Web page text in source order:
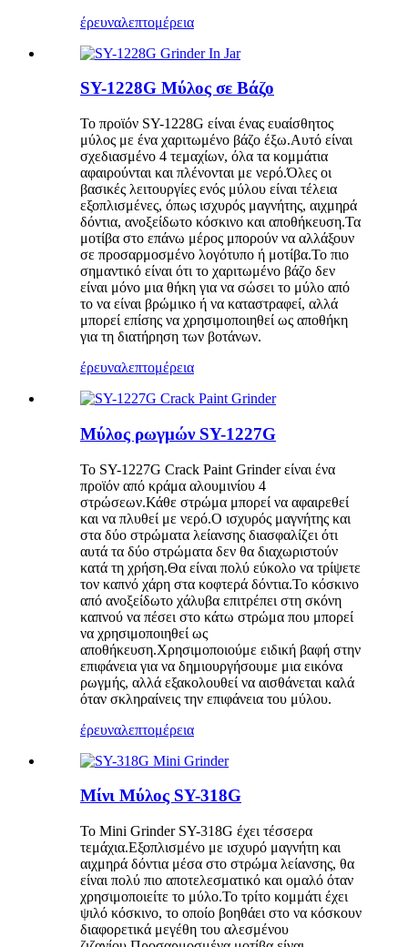
έρευναλεπτομέρεια
SY-1228G Μύλος σε Βάζο
Το προϊόν SY-1228G είναι ένας ευαίσθητος
μύλος με ένα χαριτωμένο βάζο έξω.Αυτό είναι
σχεδιασμένο 4 τεμαχίων, όλα τα κομμάτια
αφαιρούνται και πλένονται με νερό.Όλες οι
βασικές λειτουργίες ενός μύλου είναι τέλεια
εξοπλισμένες, όπως ισχυρός μαγνήτης, αιχμηρά
δόντια, ανοξείδωτο κόσκινο και αποθήκευση.Τα
μοτίβα στο επάνω μέρος μπορούν να αλλάξουν
σε προσαρμοσμένο λογότυπο ή μοτίβα.Το πιο
σημαντικό είναι ότι το χαριτωμένο βάζο δεν
είναι μόνο μια θήκη για να σώσει το μύλο από
το να είναι βρώμικο ή να καταστραφεί, αλλά
μπορεί επίσης να χρησιμοποιηθεί ως αποθήκη
για τη διατήρηση των βοτάνων.
έρευναλεπτομέρεια
Μύλος ρωγμών SY-1227G
Το SY-1227G Crack Paint Grinder είναι ένα
προϊόν από κράμα αλουμινίου 4
στρώσεων.Κάθε στρώμα μπορεί να αφαιρεθεί
και να πλυθεί με νερό.Ο ισχυρός μαγνήτης και
στα δύο στρώματα λείανσης διασφαλίζει ότι
αυτά τα δύο στρώματα δεν θα διαχωριστούν
κατά τη χρήση.Θα είναι πολύ εύκολο να τρίψετε
τον καπνό χάρη στα κοφτερά δόντια.Το κόσκινο
από ανοξείδωτο χάλυβα επιτρέπει στη σκόνη
καπνού να πέσει στο κάτω στρώμα που μπορεί
να χρησιμοποιηθεί ως
αποθήκευση.Χρησιμοποιούμε ειδική βαφή στην
επιφάνεια για να δημιουργήσουμε μια εικόνα
ρωγμής, αλλά εξακολουθεί να αισθάνεται καλά
όταν σκληραίνεις την επιφάνεια του μύλου.
έρευναλεπτομέρεια
Μίνι Μύλος SY-318G
Το Mini Grinder SY-318G έχει τέσσερα
τεμάχια.Εξοπλισμένο με ισχυρό μαγνήτη και
αιχμηρά δόντια μέσα στο στρώμα λείανσης, θα
είναι πολύ πιο αποτελεσματικό και ομαλό όταν
χρησιμοποιείτε το μύλο.Το τρίτο κομμάτι έχει
ψιλό κόσκινο, το οποίο βοηθάει στο να κόσκουν
διαφορετικά μεγέθη του αλεσμένου